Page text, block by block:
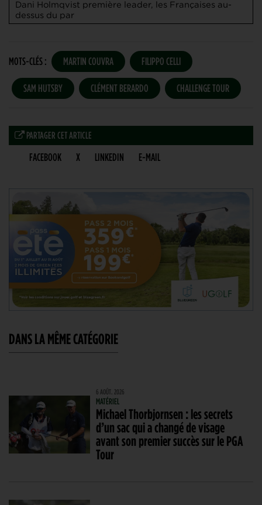
Dani Holmqvist première leader, les Françaises au-
dessus du par
MOTS-CLÉS : MARTIN COUVRA FILIPPO CELLI
SAM HUTSBY CLÉMENT BERARDO CHALLENGE TOUR
PARTAGER CET ARTICLE
FACEBOOK X LINKEDIN E-MAIL
DANS LA MÊME CATÉGORIE
6 AOÛT. 2026
MATÉRIEL
Michael Thorbjornsen : les secrets
d’un sac qui a changé de visage
avant son premier succès sur le PGA
Tour